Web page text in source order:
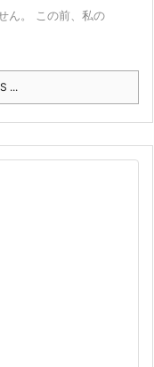
ん。 この前、私の
...